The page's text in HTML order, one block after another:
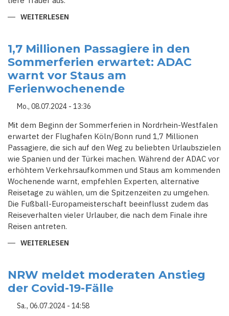
WEITERLESEN
VERWANDELT
SOLINGER
STADTFEST
IN
ALBTRAUM
1,7 Millionen Passagiere in den
Sommerferien erwartet: ADAC
warnt vor Staus am
Ferienwochenende
Mo., 08.07.2024 - 13:36
Mit dem Beginn der Sommerferien in Nordrhein-Westfalen
erwartet der Flughafen Köln/Bonn rund 1,7 Millionen
Passagiere, die sich auf den Weg zu beliebten Urlaubszielen
wie Spanien und der Türkei machen. Während der ADAC vor
erhöhtem Verkehrsaufkommen und Staus am kommenden
Wochenende warnt, empfehlen Experten, alternative
Reisetage zu wählen, um die Spitzenzeiten zu umgehen.
Die Fußball-Europameisterschaft beeinflusst zudem das
Reiseverhalten vieler Urlauber, die nach dem Finale ihre
Reisen antreten.
WEITERLESEN
IN
DEN
SOMMERFERIEN
ERWARTET:
WARNT
NRW meldet moderaten Anstieg
der Covid-19-Fälle
Sa., 06.07.2024 - 14:58